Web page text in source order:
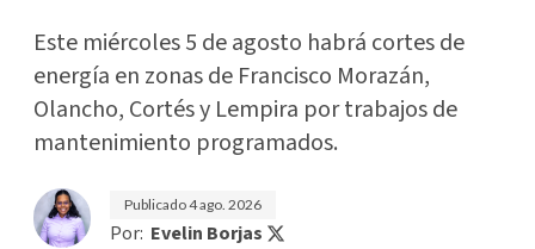
Este miércoles 5 de agosto habrá cortes de
energía en zonas de Francisco Morazán,
Olancho, Cortés y Lempira por trabajos de
mantenimiento programados.
Publicado4 ago. 2026
Por: Evelin Borjas